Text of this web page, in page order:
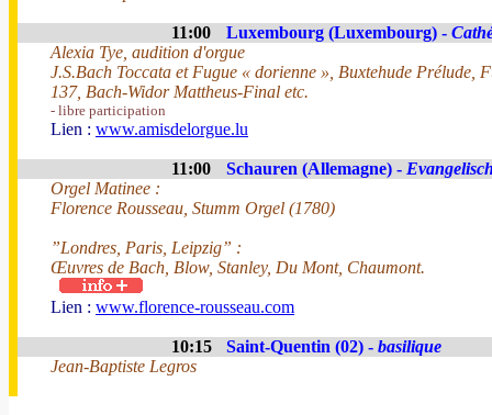
11:00 Luxembourg (Luxembourg) -
Alexia Tye, audition d'orgue
J.S.Bach Toccata et Fugue « dorienne », Buxtehude Prélude,
137, Bach-Widor Mattheus-Final etc.
- libre participation
Lien : www.amisdelorgue.lu
11:00 Schauren (Allemagne) -
Orgel Matinee :
Florence Rousseau, Stumm Orgel (1780)
”Londres, Paris, Leipzig” :
Œuvres de Bach, Blow, Stanley, Du Mont, Chaumont.
Lien : www.florence-rousseau.com
10:15 Saint-Quentin (02) - basilique
Jean-Baptiste Legros